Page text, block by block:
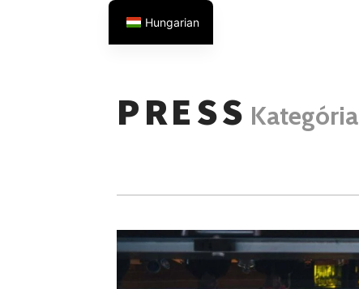
PRESS Kategória
Hungarian
German